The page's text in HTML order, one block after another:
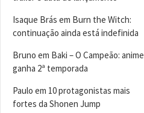
Isaque Brás em Burn the Witch:
continuação ainda está indefinida
Bruno em Baki – O Campeão: anime
ganha 2ª temporada
Paulo em 10 protagonistas mais
fortes da Shonen Jump